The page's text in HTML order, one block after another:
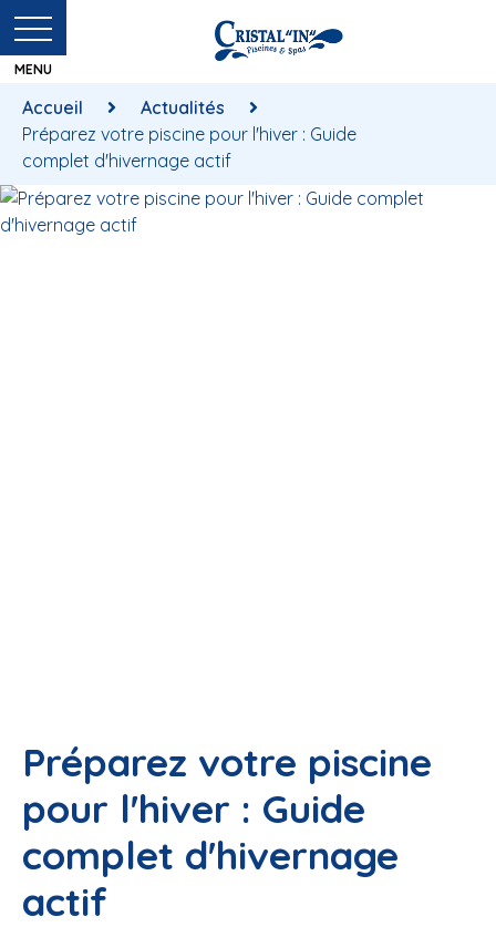
Accueil
Actualités
Préparez votre piscine pour l'hiver : Guide
complet d'hivernage actif
Préparez votre piscine
pour l'hiver : Guide
complet d'hivernage
actif